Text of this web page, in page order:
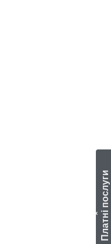
‹ Платні послуги